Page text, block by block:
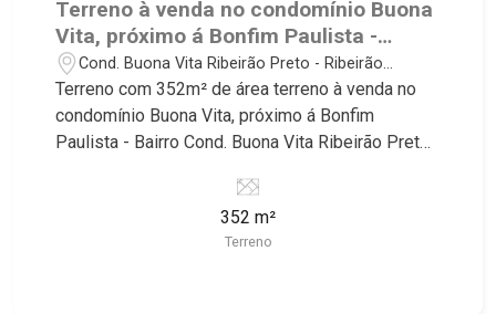
Terreno à venda no condomínio Buona
Vita, próximo á Bonfim Paulista -
Ribeirão Preto/SP.
Cond. Buona Vita Ribeirão Preto - Ribeirão
Preto/SP
Terreno com 352m² de área terreno à venda no
condomínio Buona Vita, próximo á Bonfim
Paulista - Bairro Cond. Buona Vita Ribeirão Preto,
deste imóvel que a Martinelli Imobiliária
selecionou para você: - 352² de área terreno -
Condomínio fechado - Portaria 24Hrs Martinelli
352 m²
Terreno